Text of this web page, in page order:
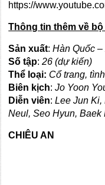
https://
Thông tin thêm về
Sản xuất:Hàn Quốc –
Số tập:26 (dự kiến)
Thể loại: Cổ trang,
Biên kịch:Jo Yoon
Diễn viên: Lee Jun Ki,
Neul, Seo Hyun, Baek
CHIÊU AN